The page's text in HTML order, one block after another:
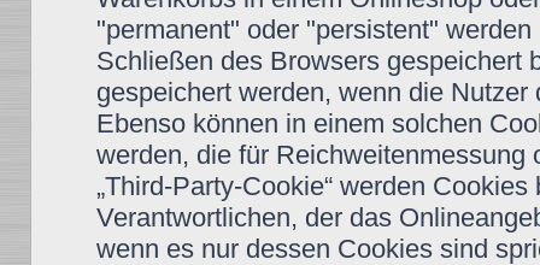
"permanent" oder "persistent"
Schließen des Browsers gespeichert
gespeichert werden, wenn die
Ebenso können in einem solchen
werden, die für
„Third-Party-Cookie“ werden
Verantwortlichen, der das
wenn es nur dessen Cookies sind